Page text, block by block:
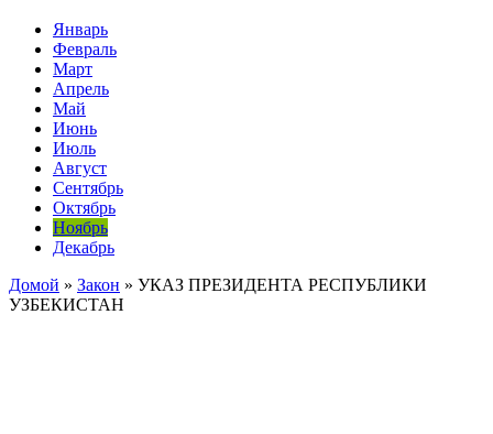
Январь
Февраль
Март
Апрель
Май
Июнь
Июль
Август
Сентябрь
Октябрь
Ноябрь
Декабрь
Домой » Закон » УКАЗ ПРЕЗИДЕНТА РЕСПУБЛИКИ
УЗБЕКИСТАН